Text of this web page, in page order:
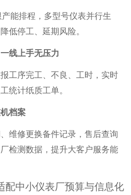
能排程，多型号仪表并行生
低停工、延期风险。
一线上手无压力
工序完工、不良、工时，实时
统计纸质工单。
档案
维修更换备件记录，售后查询
检测数据，提升大客户服务能
配中小仪表厂预算与信息化